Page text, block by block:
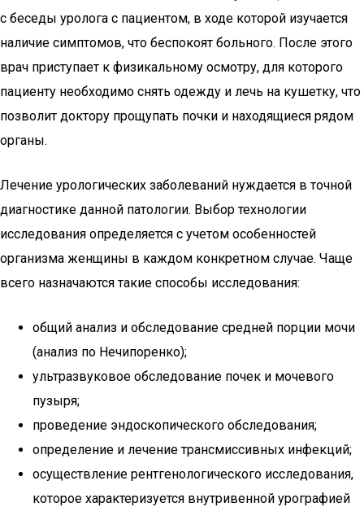
с беседы уролога с пациентом, в ходе которой изучается
наличие симптомов, что беспокоят больного. После этого
врач приступает к физикальному осмотру, для которого
пациенту необходимо снять одежду и лечь на кушетку, что
позволит доктору прощупать почки и находящиеся рядом
органы.
Лечение урологических заболеваний нуждается в точной
диагностике данной патологии. Выбор технологии
исследования определяется с учетом особенностей
организма женщины в каждом конкретном случае. Чаще
всего назначаются такие способы исследования:
общий анализ и обследование средней порции мочи
(анализ по Нечипоренко);
ультразвуковое обследование почек и мочевого
пузыря;
проведение эндоскопического обследования;
определение и лечение трансмиссивных инфекций;
осуществление рентгенологического исследования,
которое характеризуется внутривенной урографией